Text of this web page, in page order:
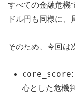
すべての金融危機
ドル円も同様に、
そのため、今回は
core_score:
心とした危機